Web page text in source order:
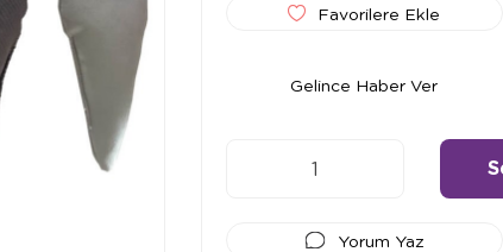
Favorilere Ekle
Gelince Haber Ver
Yorum Yaz